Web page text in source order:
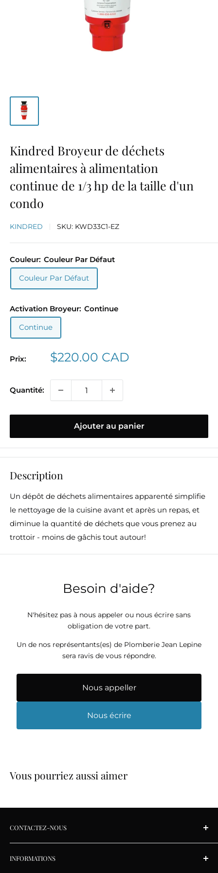
Kindred Broyeur de déchets
alimentaires à alimentation
continue de 1/3 hp de la taille d'un
condo
KINDRED SKU: KWD33C1-EZ
Couleur: Couleur Par Défaut
Couleur Par Défaut
Activation Broyeur: Continue
Continue
Prix:
Prix
$220.00 CAD
Quantité:
Ajouter au panier
Description
Un dépôt de déchets alimentaires apparenté simplifie
le nettoyage de la cuisine avant et après un repas, et
diminue la quantité de déchets que vous prenez au
trottoir - moins de gâchis tout autour!
Besoin d'aide?
N'hésitez pas à nous appeler ou nous écrire sans
obligation de votre part.
Un de nos représentants(es) de Plomberie Jean Lepine
sera ravis de vous répondre.
Nous appeller
Nous écrire
Vous pourriez aussi aimer
CONTACTEZ-NOUS
Lundi au vendredi: 9 h à 17 h 30
INFORMATIONS